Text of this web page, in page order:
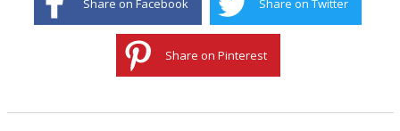
Share on Facebook Share on Twitter
Share on Pinterest